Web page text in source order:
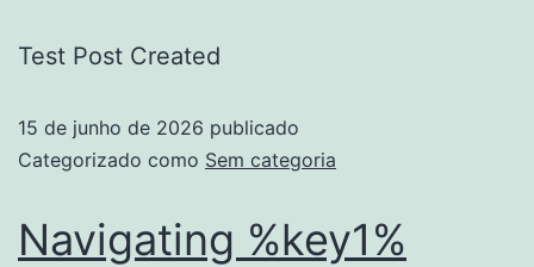
Test Post Created
15 de junho de 2026 publicado
Categorizado como Sem categoria
Navigating %key1%